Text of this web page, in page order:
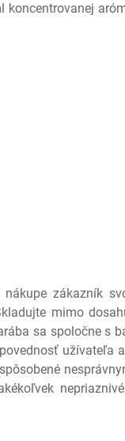
zákazník
mimo
sa spoločne s
užívateľa